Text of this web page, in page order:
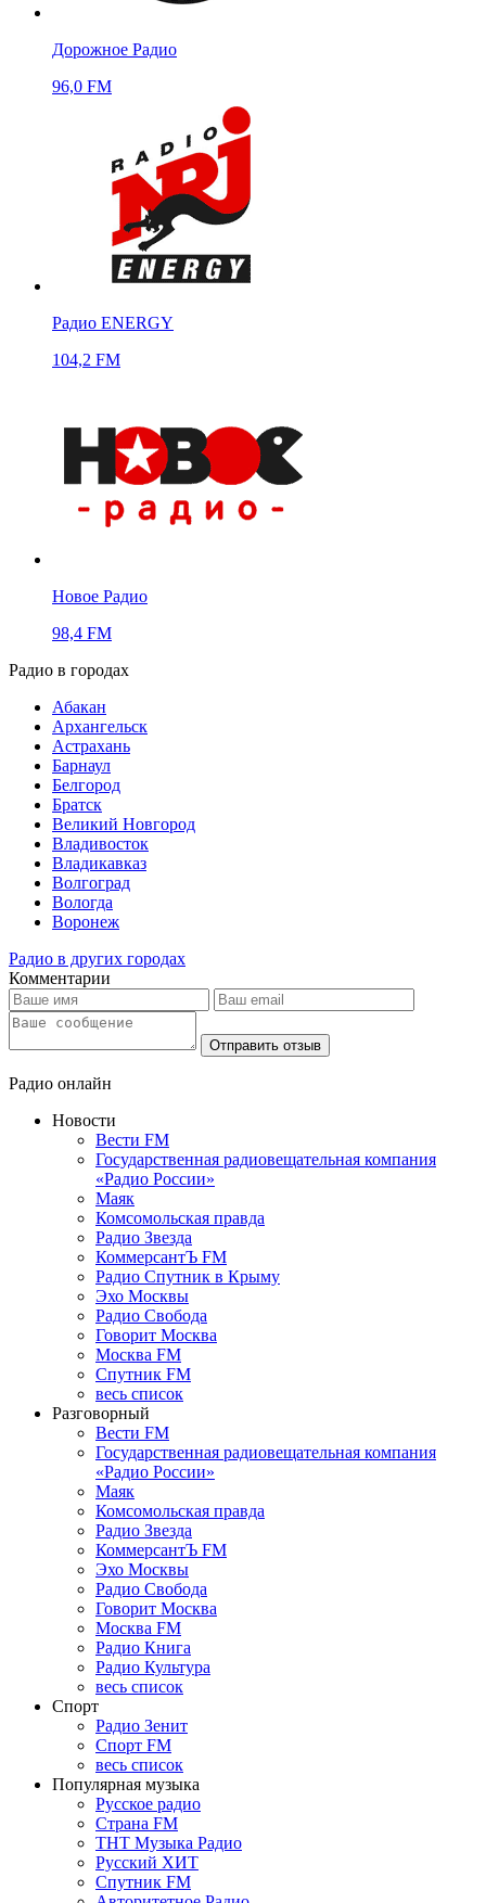
Дорожное Радио
96,0 FM
Радио ENERGY
104,2 FM
Новое Радио
98,4 FM
Радио в городах
Абакан
Архангельск
Астрахань
Барнаул
Белгород
Братск
Великий Новгород
Владивосток
Владикавказ
Волгоград
Вологда
Воронеж
Радио в других городах
Комментарии
Отправить отзыв
Радио онлайн
Новости
Вести FM
Государственная радиовещательная компания
«Радио России»
Маяк
Комсомольская правда
Радио Звезда
КоммерсантЪ FM
Радио Спутник в Крыму
Эхо Москвы
Радио Свобода
Говорит Москва
Москва FM
Спутник FM
весь список
Разговорный
Вести FM
Государственная радиовещательная компания
«Радио России»
Маяк
Комсомольская правда
Радио Звезда
КоммерсантЪ FM
Эхо Москвы
Радио Свобода
Говорит Москва
Москва FM
Радио Книга
Радио Культура
весь список
Спорт
Радио Зенит
Спорт FM
весь список
Популярная музыка
Русское радио
Страна FM
ТНТ Музыка Радио
Русский ХИТ
Спутник FM